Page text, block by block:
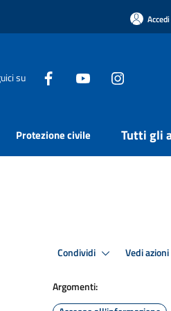
su
Protezione civile Tutti gli
Condividi Vedi azioni
Argomenti: